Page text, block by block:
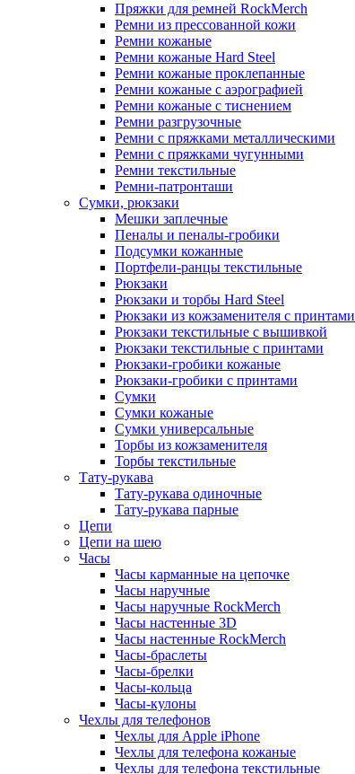
Пряжки для ремней RockMerch
Ремни из прессованной кожи
Ремни кожаные
Ремни кожаные Hard Steel
Ремни кожаные проклепанные
Ремни кожаные с аэрографией
Ремни кожаные с тиснением
Ремни разгрузочные
Ремни с пряжками металлическими
Ремни с пряжками чугунными
Ремни текстильные
Ремни-патронташи
Сумки, рюкзаки
Мешки заплечные
Пеналы и пеналы-гробики
Подсумки кожанные
Портфели-ранцы текстильные
Рюкзаки
Рюкзаки и торбы Hard Steel
Рюкзаки из кожзаменителя с принтами
Рюкзаки текстильные с вышивкой
Рюкзаки текстильные с принтами
Рюкзаки-гробики кожаные
Рюкзаки-гробики с принтами
Сумки
Сумки кожаные
Сумки универсальные
Торбы из кожзаменителя
Торбы текстильные
Тату-рукава
Тату-рукава одиночные
Тату-рукава парные
Цепи
Цепи на шею
Часы
Часы карманные на цепочке
Часы наручные
Часы наручные RockMerch
Часы настенные 3D
Часы настенные RockMerch
Часы-браслеты
Часы-брелки
Часы-кольца
Часы-кулоны
Чехлы для телефонов
Чехлы для Apple iPhone
Чехлы для телефона кожаные
Чехлы для телефона текстильные